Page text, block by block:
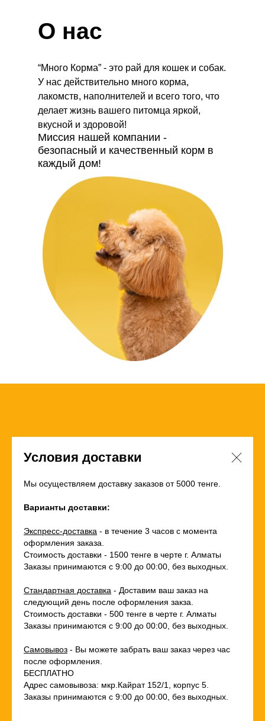
“Много Корма” - это рай для кошек и собак.
У нас действительно много корма,
лакомств, наполнителей и всего того, что
делает жизнь вашего питомца яркой,
вкусной и здоровой!
Миссия нашей компании -
безопасный и качественный корм в
каждый дом!
О нас
Условия доставки
Мы осуществляем доставку заказов от 5000 тенге.
Варианты доставки:
Экспресс-доставка - в течение 3 часов с момента
оформления заказа.
Стоимость доставки - 1500 тенге в черте г. Алматы
Заказы принимаются с 9:00 до 00:00, без выходных.
Стандартная доставка - Доставим ваш заказ на
следующий день после оформления закза.
Стоимость доставки - 500 тенге в черте г. Алматы
Заказы принимаются с 9:00 до 00:00, без выходных.
Самовывоз - Вы можете забрать ваш заказ через час
после оформления.
БЕСПЛАТНО
Адрес самовывоза: мкр.Кайрат 152/1, корпус 5.
Заказы принимаются с 9:00 до 00:00, без выходных.